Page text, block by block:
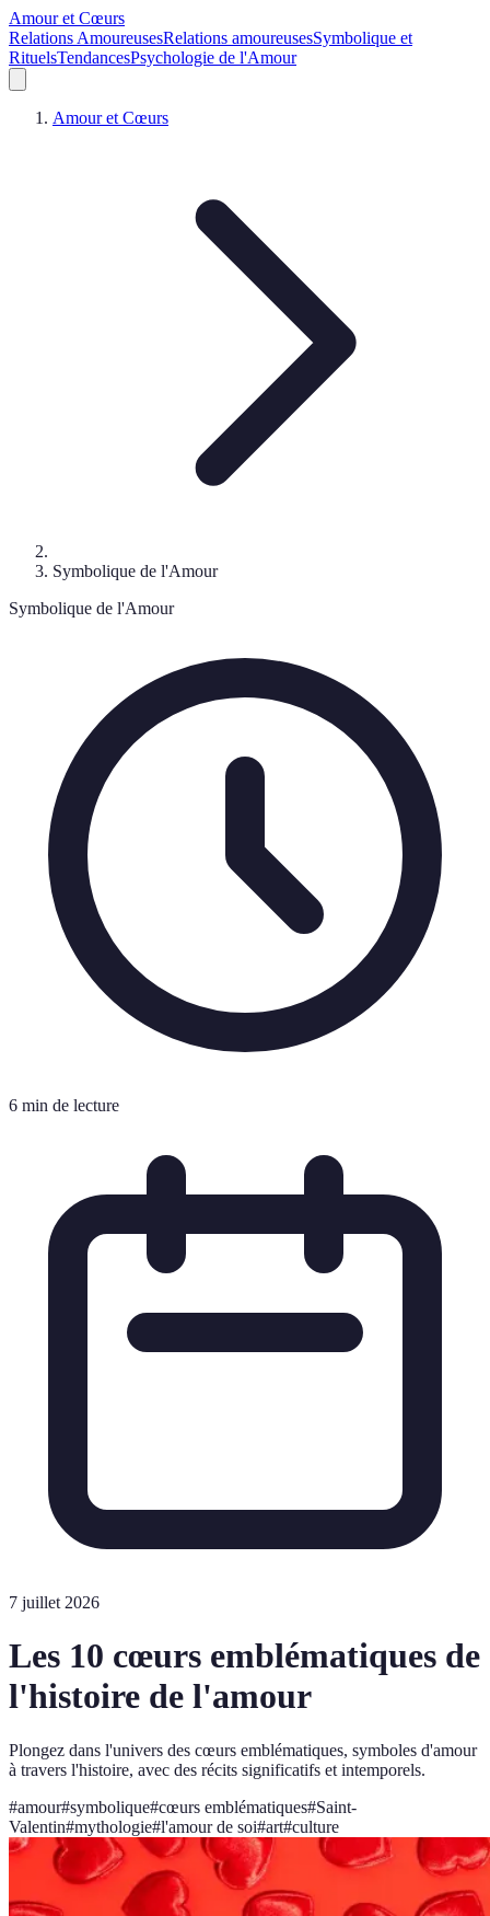
Amour et Cœurs
Relations AmoureusesRelations amoureusesSymbolique et
RituelsTendancesPsychologie de l'Amour
Amour et Cœurs
Symbolique de l'Amour
Symbolique de l'Amour
6 min de lecture
7 juillet 2026
Les 10 cœurs emblématiques de
l'histoire de l'amour
Plongez dans l'univers des cœurs emblématiques, symboles d'amour
à travers l'histoire, avec des récits significatifs et intemporels.
#amour#symbolique#cœurs emblématiques#Saint-
Valentin#mythologie#l'amour de soi#art#culture